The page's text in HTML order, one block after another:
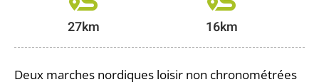
27km 16km
Deux marches nordiques loisir non chronométrées